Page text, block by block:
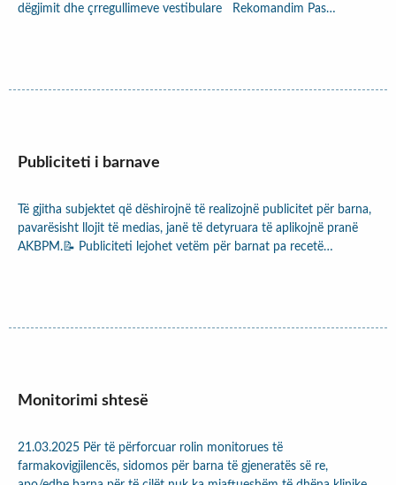
dëgjimit dhe çrregullimeve vestibulare Rekomandim Pas…
Publiciteti i barnave
Të gjitha subjektet që dëshirojnë të realizojnë publicitet për barna,
pavarësisht llojit të medias, janë të detyruara të aplikojnë pranë
AKBPM.📝 Publiciteti lejohet vetëm për barnat pa recetë…
Monitorimi shtesë
21.03.2025 Për të përforcuar rolin monitorues të
farmakovigjilencës, sidomos për barna të gjeneratës së re,